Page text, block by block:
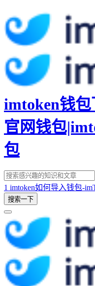
imtoken钱
官网钱包
包
1 imtoken如何导入钱包-
搜索一下